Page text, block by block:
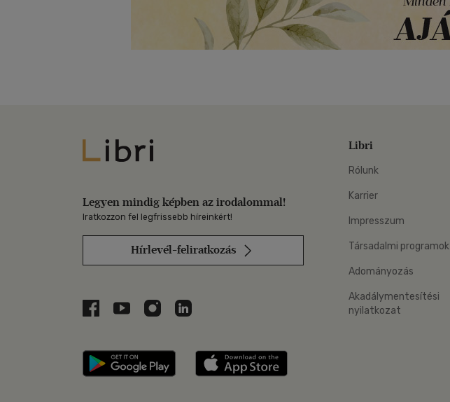
Libri
Legyen mindig képben az irodalommal!
Iratkozzon fel legfrissebb híreinkért!
Hírlevél-feliratkozás
Libri a Facebookon
Libri a Youtube-on
Libri az Instagramon
Libri a LinkedInen
Libri applikáció Szerezd meg: Google Play
Libri
Rólunk
Karrier
Impresszum
Társadalmi programok
Adományozás
Akadálymentesítési
nyilatkozat